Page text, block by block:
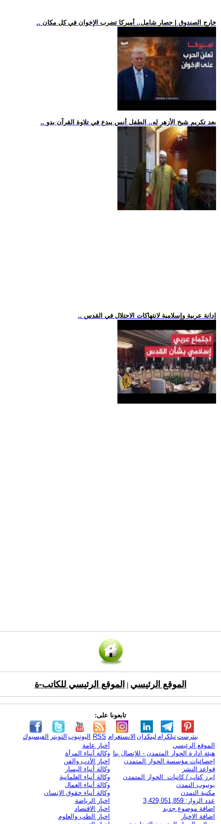
.. خارج الصندوق | حصار شامل.. أميركا تضرب الإخوان في كل مكان
.. بعد تكريم شيخ الأزهر له.. الطفل أنس يبدع في تلاوة القرآن بدو
.. إدانة عربية وإسلامية لانتهاكات الاحتلال في القدس
الموقع الرئيسي الموقع الرئيسي للكاتب-ة
تابعونا على:
الفيسبوك التويتر اليوتيوب RSS الانستغرام لينكدإن تيلكرامبنترست
الموقع الرئيسي
هيئة ادارة الحوار المتمدن - للإتصال بنا
إحصائيات مؤسسة الحوار المتمدن
قواعد النشر
ابرز كتاب / كاتبات الحوار المتمدن
يوتيوب التمدن
مكتبة التمدن
عدد الزوار: 3,429,051,859
اضافة موضوع جديد
اضافة الاخبار
أخبار عامة
وكالة أنباء المرأة
اخبار الأدب والفن
وكالة أنباء اليسار
وكالة أنباء العلمانية
وكالة أنباء العمال
وكالة أنباء حقوق الإنسان
اخبار الرياضة
اخبار الاقتصاد
اخبار الطب والعلوم